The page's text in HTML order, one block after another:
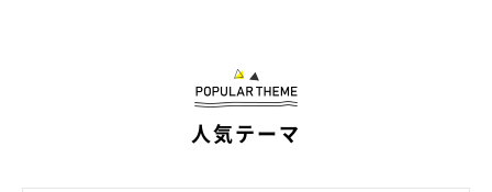
人気テーマ